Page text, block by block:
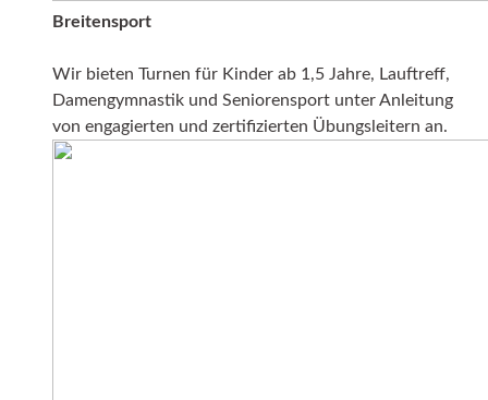
Breitensport
Wir bieten Turnen für Kinder ab 1,5 Jahre, Lauftreff,
Damengymnastik und Seniorensport unter Anleitung
von engagierten und zertifizierten Übungsleitern an.